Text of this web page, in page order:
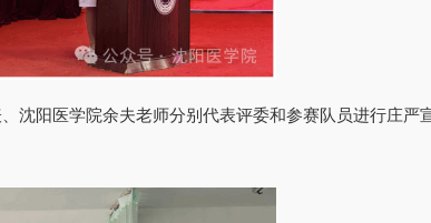
沈阳医学院余夫老师分别代表评委和参赛队员进行庄严